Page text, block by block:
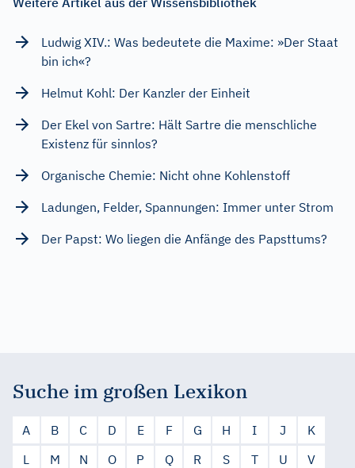
Ludwig XIV.: Was bedeutete die Maxime: »Der Staat
bin ich«?
Helmut Kohl: Der Kanzler der Einheit
Der Ekel von Sartre: Hält Sartre die menschliche
Existenz für sinnlos?
Organische Chemie: Nicht ohne Kohlenstoff
Ladungen, Felder, Spannungen: Immer unter Strom
Der Papst: Wo liegen die Anfänge des Papsttums?
Suche im großen Lexikon
A B C D E F G H I J
K
L
M N O P Q R S T U
V